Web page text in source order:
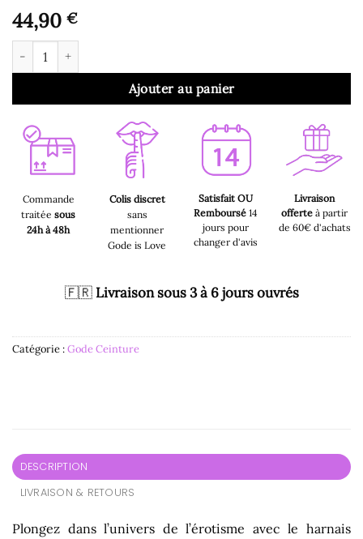
44,90 €
quantité de Gode Ceinture - Harnais avec Gode Creux
Ajouter au panier
Commande
traitée sous
24h à 48h
Colis discret
sans
mentionner
Gode is Love
Satisfait OU
Remboursé14
jours pour
changer d'avis
Livraison
offerte à partir
de 60€ d'achats
🇫🇷 Livraison sous 3 à 6 jours ouvrés
Catégorie :Gode Ceinture
DESCRIPTION
LIVRAISON & RETOURS
Plongez dans l’univers de l’érotisme avec le harnais